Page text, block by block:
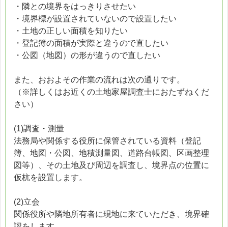
・隣との境界をはっきりさせたい
・境界標が設置されていないので設置したい
・土地の正しい面積を知りたい
・登記簿の面積が実際と違うので直したい
・公図（地図）の形が違うので直したい
また、おおよその作業の流れは次の通りです。
（※詳しくはお近くの土地家屋調査士におたずねくだ
さい）
(1)調査・測量
法務局や関係する役所に保管されている資料（登記
簿、地図・公図、地積測量図、道路台帳図、区画整理
図等）、その土地及び周辺を調査し、境界点の位置に
仮杭を設置します。
(2)立会
関係役所や隣地所有者に現地に来ていただき、境界確